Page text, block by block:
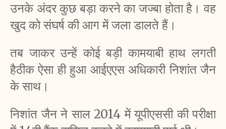
उनके अंदर कुछ बड़ा करने का जज्बा होता है। वह
खुद को संघर्ष की आग में जला डालते हैं।
तब जाकर उन्हें कोई बड़ी कामयाबी हाथ लगती
हैठीक ऐसा ही हुआ आईएएस अधिकारी निशांत जैन
के साथ।
निशांत जैन ने साल 2014 में यूपीएससी की परीक्षा